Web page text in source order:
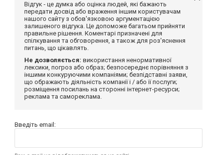
Відгук - це думка або оцінка людей, які бажають
передати досвід або враження іншим користувачам
нашого сайту з обов'язковою аргументацією
залишеного відгука. Це допоможе багатьом прийняти
правильне рішення. Коментарі призначені для
спілкування та обговорення, а також для роз'яснення
питань, що цікавлять.
Не дозволяється: використання ненормативної
лексики, погроз або образ; безпосереднє порівняння з
іншими конкуруючими компаніями; безпідставні заяви,
що ображають діяльність компанії і / або її послуги;
розміщення посилань на сторонні інтернет-ресурси;
реклама та самореклама.
Введіть email: